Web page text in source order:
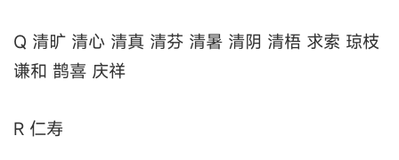
Q 清旷 清心 清真 清芬 清暑 清阴 清梧 求索 琼枝
谦和 鹊喜 庆祥
R 仁寿